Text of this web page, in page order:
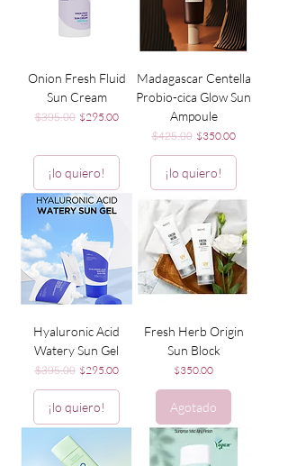
Onion Fresh Fluid
Sun Cream
Precio
$395.00 Precio de oferta
$295.00
¡lo quiero!
Madagascar Centella
Probio-cica Glow Sun
Ampoule
Precio
$425.00 Precio de oferta
$350.00
¡lo quiero!
Hyaluronic Acid
Watery Sun Gel
Precio
$395.00 Precio de oferta
$295.00
¡lo quiero!
Fresh Herb Origin
Sun Block
Precio
$350.00
Agotado